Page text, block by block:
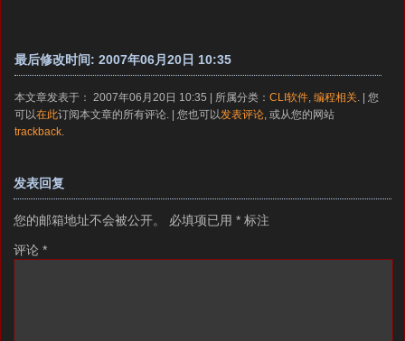
最后修改时间: 2007年06月20日 10:35
本文章发表于： 2007年06月20日 10:35 | 所属分类：CLI软件 ,编程相关 . | 您
可以在此订阅本文章的所有评论. | 您也可以 发表评论 , 或从您的网站
trackback
发表回复
您的邮箱地址不会被公开。 必填项已用 * 标注
评论 *